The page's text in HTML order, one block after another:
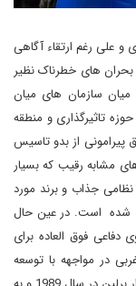
و علی رغم ارتقاء آگاهی
بحران های خطرناک نظیر
سازمان های میان
تاثیرگذاری و منطقه
پیرامونی از بدو تاسیس
های مشابه رقیب که بسیار
نظامی جذاب و برند مورد
شده است. در عین حال
دفاعی فوق العاده برای
در مواجهه با توسعه